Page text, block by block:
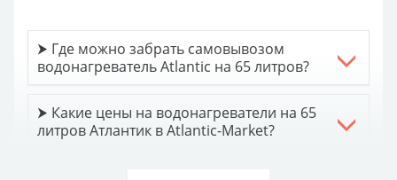
⮞ Где можно забрать самовывозом
водонагреватель Atlantic на 65 литров?
⮞ Какие цены на водонагреватели на 65
литров Атлантик в Atlantic-Market?